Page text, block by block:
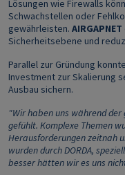
Lösungen wie Firewalls
Schwachstellen oder
gewährleisten. AIRGAPNET
Sicherheitsebene und
Parallel zur Gründung
Investment zur Skalierung
Ausbau sichern.
"Wir haben uns während
gefühlt. Komplexe Themen
Herausforderungen zeitnah
wurden durch DORDA,
besser hätten wir es uns